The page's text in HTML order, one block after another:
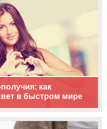
как
в быстром мире